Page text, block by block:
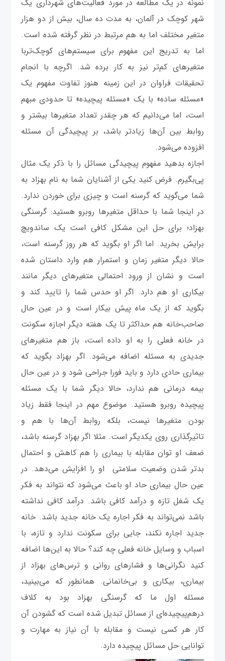
نمونه در یک مطالعه در مورد فعالیت‌های شهرداری یک
شهر کوچک در آلمان، به مدت ده سال، بیش از دو هزار
متغیر مختلف اما به هم مرتبط در نظر گرفته شده است.
اما به تدریج این مفهوم برای سیستم‌های کوچک‌تربا
متغیرهای کم‌تر نیز به کار برده شد. اگرچه با انجام
تحقیقات فراوان در این زمینه هنوز تفاوت مفهوم یک
«مسئله ساده» با یک «مسئله پیچیده» تا حدودی مبهم
است، اما می‌دانیم که هر چقدر تعداد متغیرها بیشتر و
روابط بین آن‌ها زیادتر باشد، بر پیچیدگی آن مسئله
افزوده می‌شود.
اجازه بدهید مفهوم پیچیدگی مسائل را با ذکر یک مثال
پی‌بگیرم. فرض کنید یکی از آشنایان شما به نام بهزاد به
شما می‌گوید که گرسنه است و چیزی برای خوردن ندارد.
در اینجا شما با حداقل متغیرها روبرو هستید: گرسنگی
بهزاد؛ برای حل این مشکل کافی است یک ساندویچ
برایش بخرید. اما اگر او بگوید که هر روز گرسنه است،
حالا دیگر متغیر زمان و استمرار هم وارد داستان شده
است و نشان از ورود احتمالی متغیرهای دیگر مانند
بیکاری او هم دارد. اگر او حدس شما را تایید کند و
بگوید که از یک ماه پیش بیکار است و در عین حال
صاحب‌خانه هم حداکثر تا یک هفته دیگر اجازه سکونت
در خانه فعلی را به او داده است، باز هم متغیرهای
جدیدی به مسئله اضافه می‌شود. اگر بهزاد بگوید که
بیماری حادی دارد و باید فورا جراحی شود و در عین حال
بیمه درمانی هم ندارد، حالا دیگر شما با یک مسئله
پیچیده‌ روبرو هستید. موضوع مهم در اینجا فقط زیاد
بودن متغیرها نیست، بلکه روابط آن‌ها با هم و
تاثیرگذاری روی یکدیگر است. مثلا اگر بهزاد گرسنه باشد،
ضعف او توان مقابله با بیماری را هم کاهش و احتمال
بدتر شدن وضعیت سلامتی او را افزایش می‌دهد. در
عین حال بیماری حاد او باعث می‌شود که نتواند به فکر
یک شغل تازه و درآمد کافی باشد. درآمد کافی نداشته
باشد نمی‌تواند به فکر اجاره یک خانه جدید باشد. خانه
جدید اجاره نکند، جایی برای سکونت ندارد و تازه، با
اسباب و وسایل خانه فعلی چه کند؟ حالا به این‌ها اضافه
کنید نگرانی‌ها و فشارهای روانی و ترس‌های بهزاد از
بیماری، بیکاری و بی‌خانمانی. همانطور که می‌بینید،
مسئله اول ما که گرسنگی بهزاد بود به کلاف
درهم‌پیچیده‌ای از مسائل تبدیل شده است که گشودن آن
کار هر کسی نیست و مقابله با آن نیاز به مهارت و
توانایی حل مسائل پیچیده دارد.